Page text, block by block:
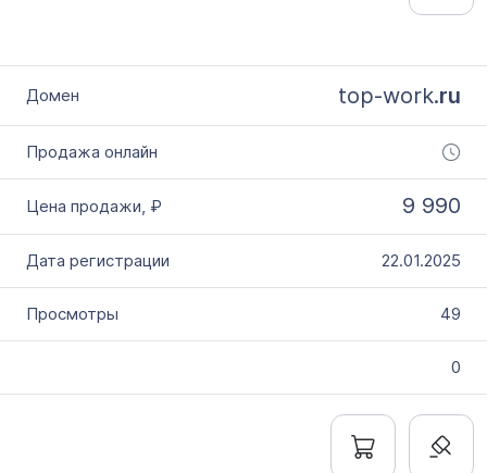
top-work.ru
9 990
22.01.2025
49
0